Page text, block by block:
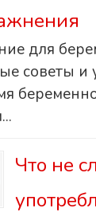
для
советы и
Что не